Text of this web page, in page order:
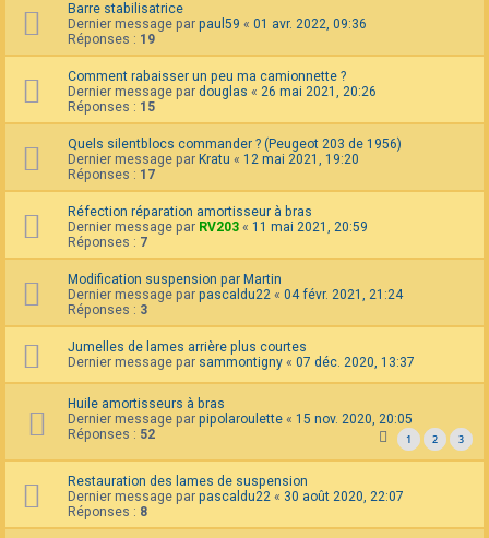
Barre stabilisatrice
Dernier message par paul59 « 01 avr. 2022, 09:36
Réponses : 19
Comment rabaisser un peu ma camionnette ?
Dernier message par douglas « 26 mai 2021, 20:26
Réponses : 15
Quels silentblocs commander ? (Peugeot 203 de 1956)
Dernier message par Kratu « 12 mai 2021, 19:20
Réponses : 17
Réfection réparation amortisseur à bras
Dernier message par RV203 « 11 mai 2021, 20:59
Réponses : 7
Modification suspension par Martin
Dernier message par pascaldu22 « 04 févr. 2021, 21:24
Réponses : 3
Jumelles de lames arrière plus courtes
Dernier message par sammontigny « 07 déc. 2020, 13:37
Huile amortisseurs à bras
Dernier message par pipolaroulette « 15 nov. 2020, 20:05
Réponses : 52 1 2 3
Restauration des lames de suspension
Dernier message par pascaldu22 « 30 août 2020, 22:07
Réponses : 8